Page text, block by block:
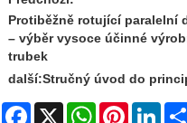
Protiběžně rotující paralelní
– výběr vysoce účinné
trubek
další:Stručný úvod do
Facebook
X WhatsAppPinterest